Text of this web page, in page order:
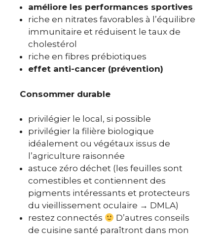
améliore les performances sportives
riche en nitrates favorables à l’équilibre
immunitaire et réduisent le taux de
cholestérol
riche en fibres prébiotiques
effet anti-cancer (prévention)
Consommer durable
privilégier le local, si possible
privilégier la filière biologique
idéalement ou végétaux issus de
l’agriculture raisonnée
astuce zéro déchet (les feuilles sont
comestibles et contiennent des
pigments intéressants et protecteurs
du vieillissement oculaire → DMLA)
restez connectés
D’autres conseils
de cuisine santé paraîtront dans mon